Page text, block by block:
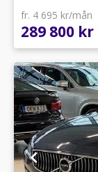
fr. 4 695 kr/mån
289 800 kr